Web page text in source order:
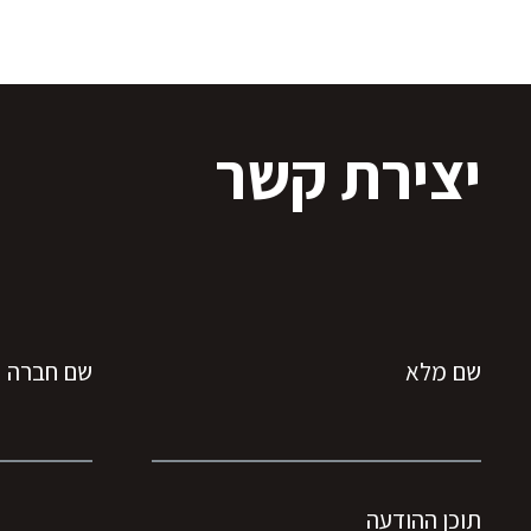
יצירת קשר
שם מלא שם חברה
תוכן ההודעה